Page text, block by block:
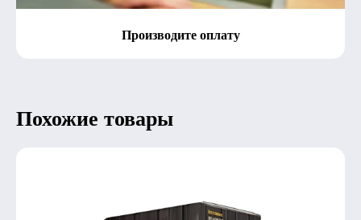
Производите оплату
Похожие товары